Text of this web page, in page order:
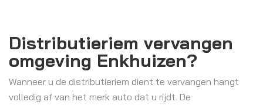
Distributieriem vervangen
omgeving Enkhuizen?
Wanneer u de distributieriem dient te vervangen hangt
volledig af van het merk auto dat u rijdt. De